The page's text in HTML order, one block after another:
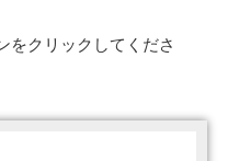
をクリックしてくださ